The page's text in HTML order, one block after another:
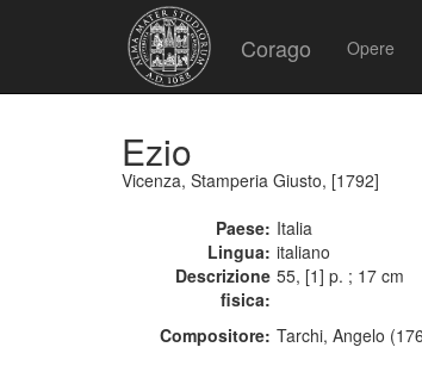
Corago Opere
Ezio
Vicenza, Stamperia Giusto, [1792]
Paese: Italia
Lingua: italiano
Descrizione
fisica:
55, [1] p. ; 17 cm
Compositore: Tarchi, Angelo